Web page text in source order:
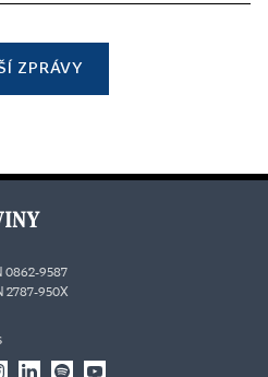
ZPRÁVY
0862-9587
2787-950X